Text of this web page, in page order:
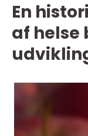
En
af helse